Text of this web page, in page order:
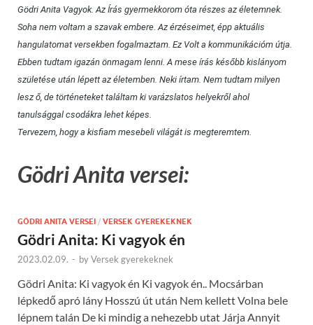
Gödri Anita Vagyok. Az Írás gyermekkorom óta részes az életemnek.
Soha nem voltam a szavak embere. Az érzéseimet, épp aktuális
hangulatomat versekben fogalmaztam. Ez Volt a kommunikációm útja.
Ebben tudtam igazán önmagam lenni. A mese írás később kislányom
születése után lépett az életemben. Neki írtam. Nem tudtam milyen
lesz ő, de történeteket találtam ki varázslatos helyekről ahol
tanulsággal csodákra lehet képes.
Tervezem, hogy a kisfiam mesebeli világát is megteremtem.
Gödri Anita versei:
GÖDRI ANITA VERSEI / VERSEK GYEREKEKNEK
Gödri Anita: Ki vagyok én
2023.02.09. - byVersek gyerekeknek
Gödri Anita: Ki vagyok én Ki vagyok én.. Mocsárban
lépkedő apró lány Hosszú út után Nem kellett Volna bele
lépnem talán De ki mindig a nehezebb utat Járja Annyit